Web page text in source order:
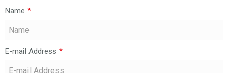
Name *
E-mail Address *